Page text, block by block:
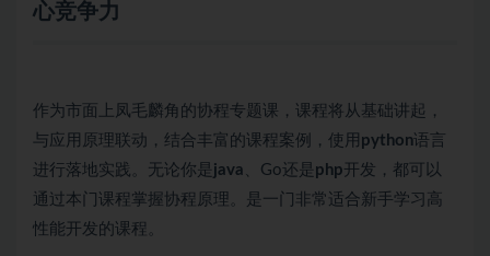
心竞争力
作为市面上凤毛麟角的协程专题课，课程将从基础讲起，
与应用原理联动，结合丰富的课程案例，使用 python语言
进行落地实践。无论你是 java 、Go还是 php开发，都可以
通过本门课程掌握协程原理。是一门非常适合新手学习高
性能开发的课程。